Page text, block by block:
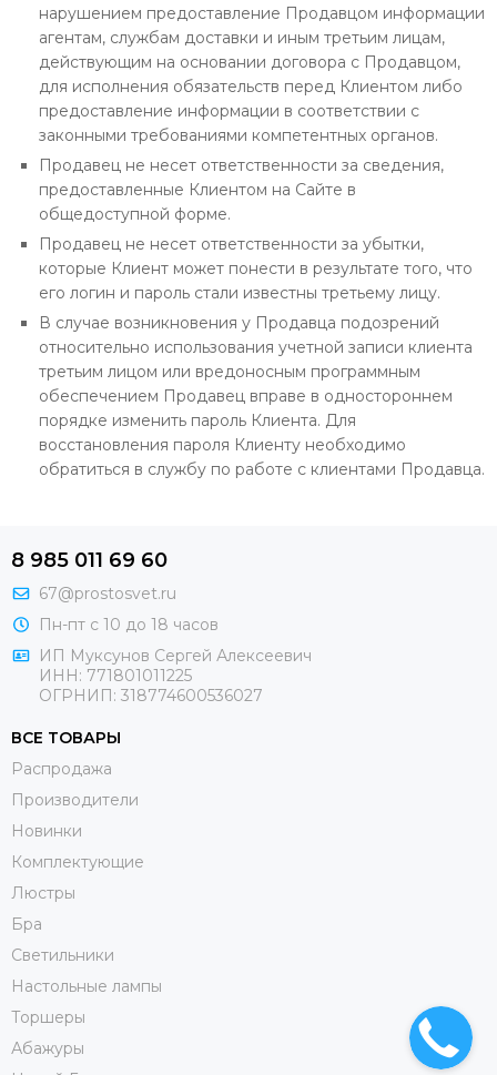
нарушением предоставление Продавцом информации
агентам, службам доставки и иным третьим лицам,
действующим на основании договора с Продавцом,
для исполнения обязательств перед Клиентом либо
предоставление информации в соответствии с
законными требованиями компетентных органов.
Продавец не несет ответственности за сведения,
предоставленные Клиентом на Сайте в
общедоступной форме.
Продавец не несет ответственности за убытки,
которые Клиент может понести в результате того, что
его логин и пароль стали известны третьему лицу.
В случае возникновения у Продавца подозрений
относительно использования учетной записи клиента
третьим лицом или вредоносным программным
обеспечением Продавец вправе в одностороннем
порядке изменить пароль Клиента. Для
восстановления пароля Клиенту необходимо
обратиться в службу по работе с клиентами Продавца.
8 985 011 69 60
67@prostosvet.ru
Пн-пт с 10 до 18 часов
ИП Муксунов Сергей Алексеевич
ИНН: 771801011225
ОГРНИП: 318774600536027
ВСЕ ТОВАРЫ
Распродажа
Производители
Новинки
Комплектующие
Люстры
Бра
Светильники
Настольные лампы
Торшеры
Абажуры